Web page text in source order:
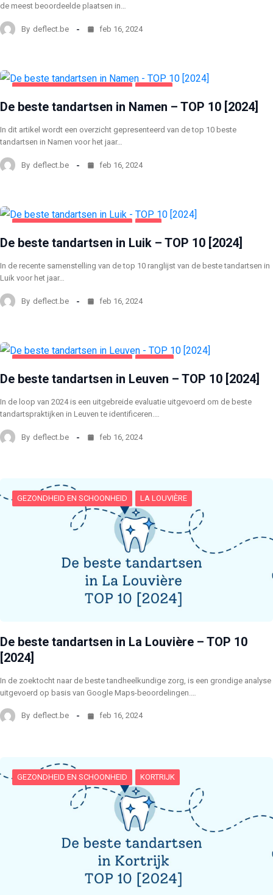
de meest beoordeelde plaatsen in…
By deflect.be feb 16, 2024
De beste tandartsen in Namen – TOP 10 [2024]
In dit artikel wordt een overzicht gepresenteerd van de top 10 beste
tandartsen in Namen voor het jaar…
By deflect.be feb 16, 2024
De beste tandartsen in Luik – TOP 10 [2024]
In de recente samenstelling van de top 10 ranglijst van de beste tandartsen in
Luik voor het jaar…
By deflect.be feb 16, 2024
De beste tandartsen in Leuven – TOP 10 [2024]
In de loop van 2024 is een uitgebreide evaluatie uitgevoerd om de beste
tandartspraktijken in Leuven te identificeren.…
By deflect.be feb 16, 2024
GEZONDHEID EN SCHOONHEID LA LOUVIÈRE
De beste tandartsen in La Louvière – TOP 10
[2024]
In de zoektocht naar de beste tandheelkundige zorg, is een grondige analyse
uitgevoerd op basis van Google Maps-beoordelingen.…
By deflect.be feb 16, 2024
GEZONDHEID EN SCHOONHEID KORTRIJK